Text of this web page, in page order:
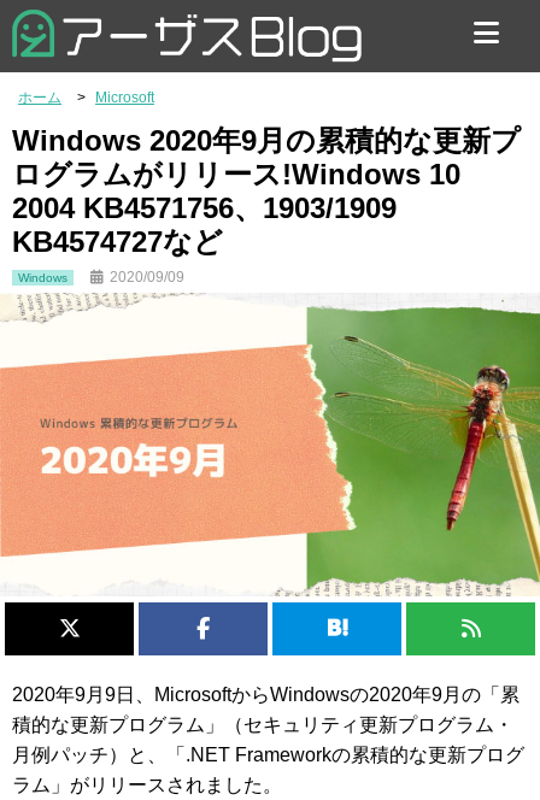
お問い合わせ
ホーム Microsoft
Windows 2020年9月の累積的な更新プ
ログラムがリリース!Windows 10
2004 KB4571756、1903/1909
KB4574727など
Windows 2020/09/09
2020年9月9日、MicrosoftからWindowsの2020年9月の「累
積的な更新プログラム」（セキュリティ更新プログラム・
月例パッチ）と、「.NET Frameworkの累積的な更新プログ
ラム」がリリースされました。